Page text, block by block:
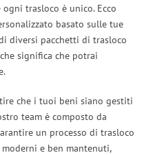
ogni trasloco è unico. Ecco
basato sulle tue
diversi pacchetti di trasloco
significa che potrai
che i tuoi beni siano gestiti
team è composto da
un processo di trasloco
e ben mantenuti,